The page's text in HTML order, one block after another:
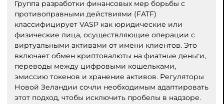
Группа разработки финансовых мер борьбы с
противоправными действиями (FATF)
классифицирует VASP как юридические или
физические лица, осуществляющие операции с
виртуальными активами от имени клиентов. Это
включает обмен криптовалюты на фиатные деньги,
переводы между цифровыми кошельками,
эмиссию токенов и хранение активов. Регуляторы
Новой Зеландии сочли необходимым адаптировать
этот подход, чтобы исключить пробелы в надзоре.